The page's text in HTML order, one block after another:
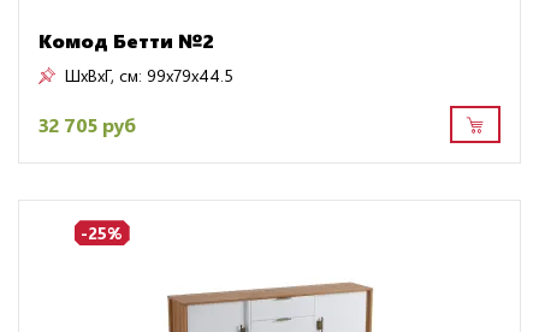
Комод Бетти №2
ШxВxГ, см: 99x79x44.5
32 705 руб
-25%